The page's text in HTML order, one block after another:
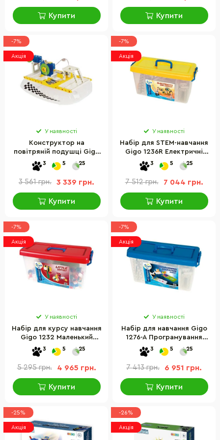
Купити Купити
-7%
Акція
У наявності
Конструктор на
повітряній подушці Gigo
7366, 110 деталей
3 5 25
3 561 грн. 3 339 грн.
Купити
-7%
Акція
У наявності
Набір для STEM-навчання
Gigo 1236R Електричні
кола
3 5 25
7 512 грн. 7 044 грн.
Купити
-7%
Акція
У наявності
Набір для курсу навчання
Gigo 1232 Маленький
творець
3 5 25
5 295 грн. 4 965 грн.
Купити
-7%
Акція
У наявності
Набір для навчання Gigo
1276-A Програмування
робота
3 5 25
7 413 грн. 6 951 грн.
Купити
-25%
Акція
-26%
Акція